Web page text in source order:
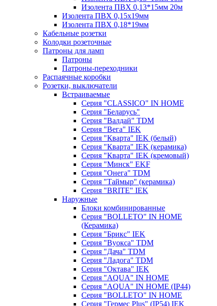
Изолента ПВХ 0,13*15мм 20м
Изолента ПВХ 0,15х19мм
Изолента ПВХ 0,18*19мм
Кабельные розетки
Колодки розеточные
Патроны для ламп
Патроны
Патроны-переходники
Распаячные коробки
Розетки, выключатели
Встраиваемые
Серия "CLASSICO" IN HOME
Серия "Беларусь"
Серия "Валдай" TDM
Серия "Вега" IEK
Серия "Кварта" IEK (белый)
Серия "Кварта" IEK (керамика)
Серия "Кварта" IEK (кремовый)
Серия "Минск" EKF
Серия "Онега" TDM
Серия "Таймыр" (керамика)
Серия "BRITE" IEK
Наружные
Блоки комбинированные
Серия "BОLLETO" IN HOME
(Керамика)
Серия "Брикс" IEK
Серия "Вуокса" TDM
Серия "Дача" TDM
Серия "Ладога" TDM
Серия "Октава" IEK
Серия "AQUA" IN HOME
Серия "AQUA" IN HOME (IP44)
Серия "BОLLETO" IN HOME
Серия "Гермес Plus" (IP54) IEK